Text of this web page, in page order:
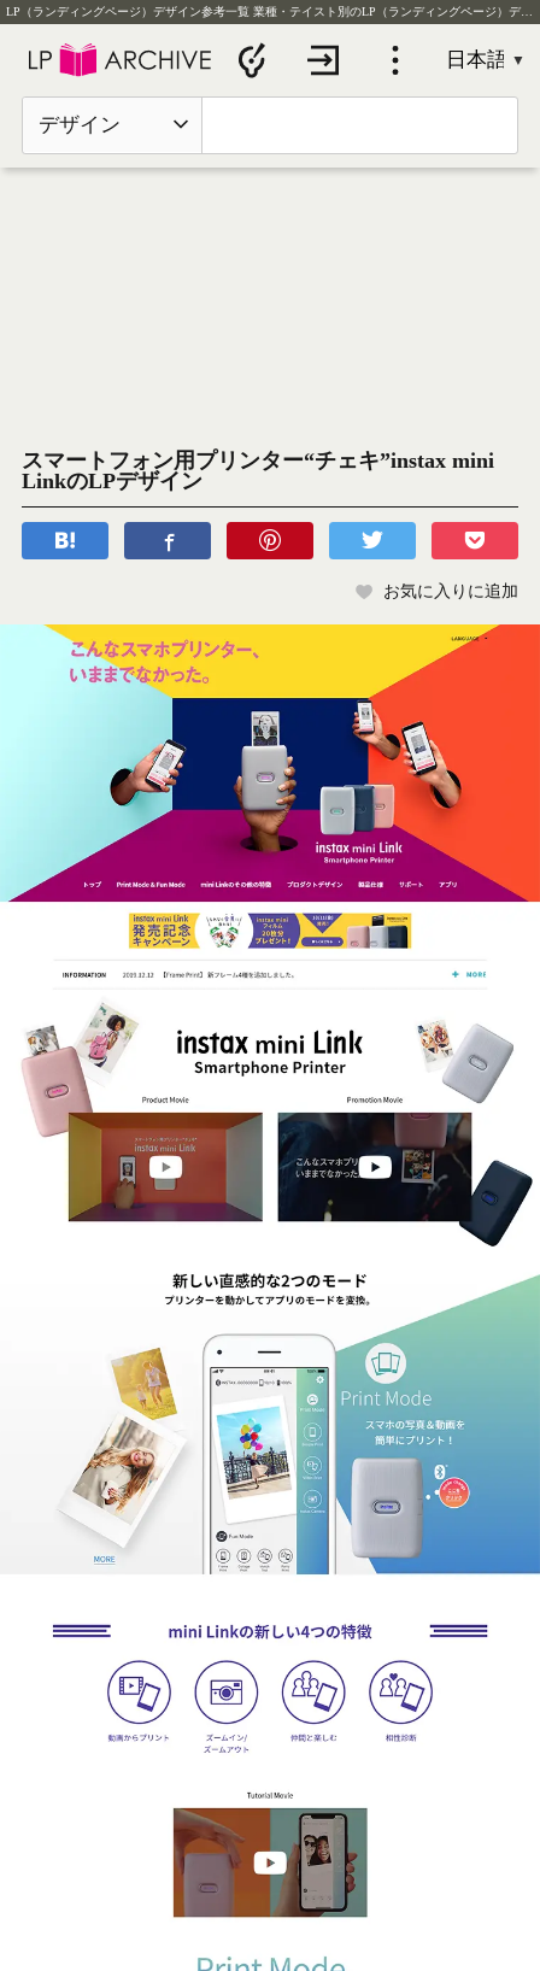
LP（ランディングページ）デザイン参考一覧 業種・テイスト別のLP（ランディングページ）デザイン実例を毎日更新
デザイン
スマートフォン用プリンター“チェキ”instax mini
LinkのLPデザイン
お気に入りに追加